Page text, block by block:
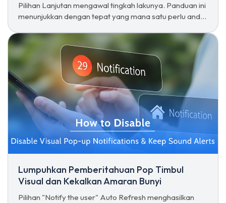
Pilihan Lanjutan mengawal tingkah lakunya. Panduan ini
menunjukkan dengan tepat yang mana satu perlu anda
Lumpuhkan Pemberitahuan Pop Timbul
Visual dan Kekalkan Amaran Bunyi
Pilihan "Notify the user" Auto Refresh menghasilkan